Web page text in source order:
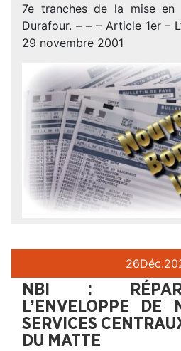
7e tranches de la mise
Durafour. – – – Article 1er –
29 novembre 2001
26Déc.
NBI :
L’ENVELOPPE DE
SERVICES
DU MATTE